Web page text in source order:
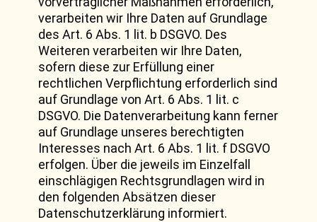
verarbeiten wir Ihre Daten auf Grundlage
des Art. 6 Abs. 1 lit. b DSGVO. Des
Weiteren verarbeiten wir Ihre Daten,
sofern diese zur Erfüllung einer
rechtlichen Verpflichtung erforderlich sind
auf Grundlage von Art. 6 Abs. 1 lit. c
DSGVO. Die Datenverarbeitung kann ferner
auf Grundlage unseres berechtigten
Interesses nach Art. 6 Abs. 1 lit. f DSGVO
erfolgen. Über die jeweils im Einzelfall
einschlägigen Rechtsgrundlagen wird in
den folgenden Absätzen dieser
Datenschutzerklärung informiert.